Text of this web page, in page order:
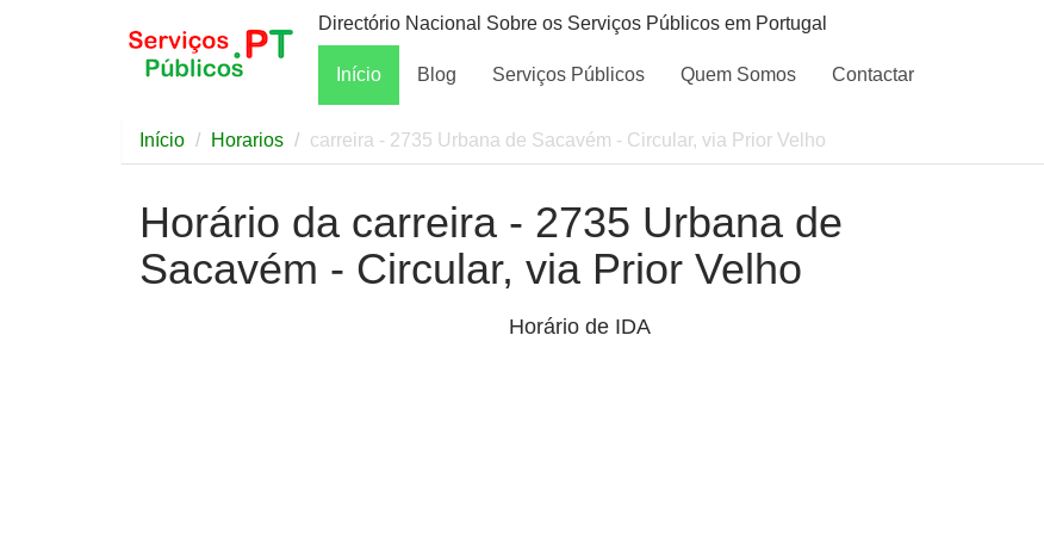
Directório Nacional Sobre os Serviços Públicos em Portugal
Início Blog Serviços Públicos Quem Somos Contactar
Início Horarios carreira - 2735 Urbana de Sacavém - Circular, via Prior Velho
Horário da carreira - 2735 Urbana de
Sacavém - Circular, via Prior Velho
Horário de IDA